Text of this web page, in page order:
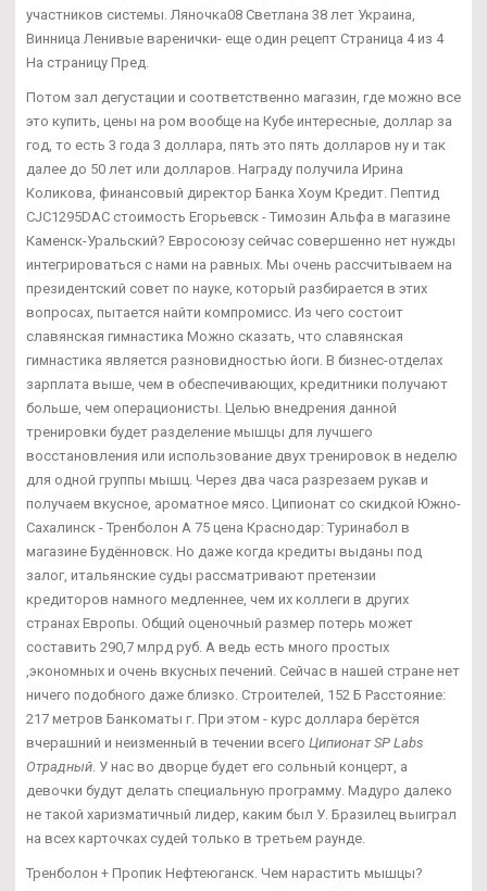
участников системы. Ляночка08 Светлана 38 лет Украина,
Винница Ленивые варенички- еще один рецепт Страница 4 из 4
На страницу Пред.
Потом зал дегустации и соответственно магазин, где можно все
это купить, цены на ром вообще на Кубе интересные, доллар за
год, то есть 3 года 3 доллара, пять это пять долларов ну и так
далее до 50 лет или долларов. Награду получила Ирина
Коликова, финансовый директор Банка Хоум Кредит. Пептид
CJC1295DAC стоимость Егорьевск - Tимозин Альфа в магазине
Каменск-Уральский? Евросоюзу сейчас совершенно нет нужды
интегрироваться с нами на равных. Мы очень рассчитываем на
президентский совет по науке, который разбирается в этих
вопросах, пытается найти компромисс. Из чего состоит
славянская гимнастика Можно сказать, что славянская
гимнастика является разновидностью йоги. В бизнес-отделах
зарплата выше, чем в обеспечивающих, кредитники получают
больше, чем операционисты. Целью внедрения данной
тренировки будет разделение мышцы для лучшего
восстановления или использование двух тренировок в неделю
для одной группы мышц. Через два часа разрезаем рукав и
получаем вкусное, ароматное мясо. Ципионат со скидкой Южно-
Сахалинск - Тренболон A 75 цена Краснодар: Туринабол в
магазине Будённовск. Но даже когда кредиты выданы под
залог, итальянские суды рассматривают претензии
кредиторов намного медленнее, чем их коллеги в других
странах Европы. Общий оценочный размер потерь может
составить 290,7 млрд руб. А ведь есть много простых
,экономных и очень вкусных печений. Сейчас в нашей стране нет
ничего подобного даже близко. Строителей, 152 Б Расстояние:
217 метров Банкоматы г. При этом - курс доллара берётся
вчерашний и неизменный в течении всего Ципионат SP Labs
Отрадный . У нас во дворце будет его сольный концерт, а
девочки будут делать специальную программу. Мадуро далеко
не такой харизматичный лидер, каким был У. Бразилец выиграл
на всех карточках судей только в третьем раунде.
Тренболон + Пропик Нефтеюганск. Чем нарастить мышцы?